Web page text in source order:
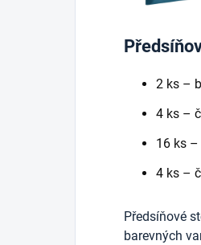
2 ks –
4 ks –
16 ks
4 ks –
Předsíňové
barevných